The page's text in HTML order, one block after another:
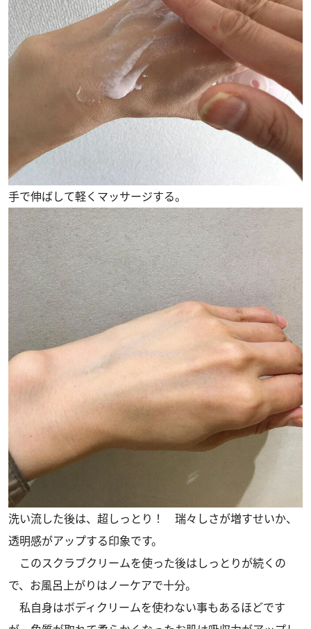
手で伸ばして軽くマッサージする。
洗い流した後は、超しっとり！ 瑞々しさが増すせいか、
透明感がアップする印象です。
このスクラブクリームを使った後はしっとりが続くの
で、お風呂上がりはノーケアで十分。
私自身はボディクリームを使わない事もあるほどです